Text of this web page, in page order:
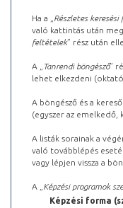
Ha a „ Részletes
való kattintás után
feltételek” rész után
A „ Tanrendi böngésző”
lehet elkezdeni
A böngésző és a
(egyszer az
A listák sorainak a
való továbblépés
vagy lépjen vissza a
A „ Képzési programok
Képzési forma